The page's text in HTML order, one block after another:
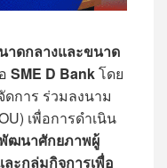
ดกลางและขนาด
SME D Bankโดย
การ ร่วมลงนาม
เพื่อการดำเนิน
ฒนาศักยภาพผู้
ะกลุ่มกิจการเพื่อ